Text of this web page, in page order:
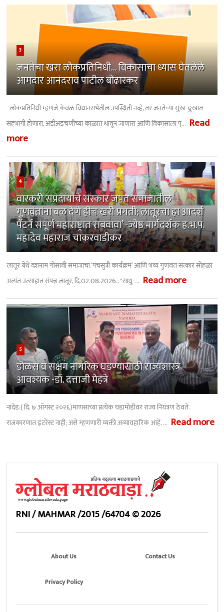
3
जनतेचा खरा लोकप्रतिनिधी... विकासाचा ध्यास घेतलेले
आमदार आनंदराव पाटील बोंढारकर
लोकप्रतिनिधी म्हणजे केवळ विधानसभेतील उपस्थिती नव्हे, तर जनतेच्या सुख-दुःखात
सहभागी होणारा, अडीअडचणीच्या काळात धावून जाणारा आणि विकासाला प्... Read
more
4
वारकरी संप्रदायाचे संस्कार जपत समाजातील
गुणवंतांना बळ देणे हीच खरी प्रगती; लातूरचा हा आदर्श
पॅटर्न संपूर्ण महाराष्ट्रात राबवावा’ -ज्येष्ठ मार्गदर्शक ह.भ.प.
महादेव महाराज चाकरवाडीकर
लातूर येथे दशनाम गोसावी समाजाचा ‘पंचसुत्री कार्यक्रम’ आणि भव्य गुणवंत सत्कार सोहळा
अत्यंत उत्साहात संपन्न लातूर, दि.02.08.2026.. "साधु-... Read more
5
डोळस व सक्षम नागरिक घडण्यासाठी राज्यशास्त्र
आवश्यक -डॉ. दत्ताजी मेहत्रे
नांदेड:( दि. ७ ऑगस्ट २०२६)माणसाच्या प्रत्येक घडामोडीवर राज्य नियंत्रण ठेवते.
राजकारणात इंटरेस्ट नाही; असे म्हणणारी व्यक्ती अव्यावहारिक आहे. ... Read more
RNI / MAHMAR /2015 /64704©2026
About Us Contact Us
Privacy Policy